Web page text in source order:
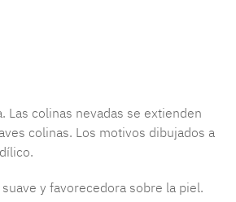
Las colinas nevadas se extienden
colinas. Los motivos dibujados a
y favorecedora sobre la piel.